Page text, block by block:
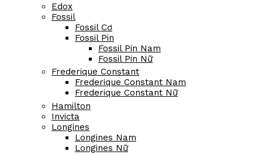
Edox
Fossil
Fossil Cơ
Fossil Pin
Fossil Pin Nam
Fossil Pin Nữ
Frederique Constant
Frederique Constant Nam
Frederique Constant Nữ
Hamilton
Invicta
Longines
Longines Nam
Longines Nữ